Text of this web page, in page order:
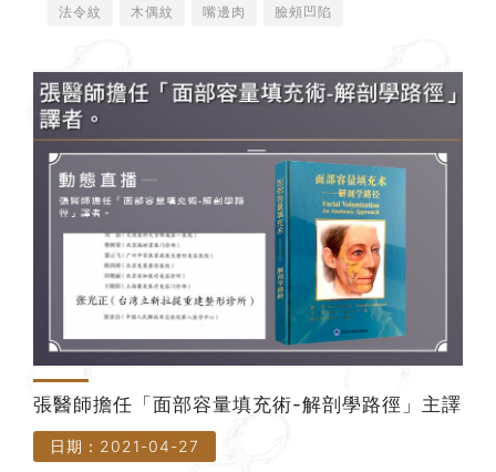
法令紋 木偶紋 嘴邊肉 臉頰凹陷
張醫師擔任「面部容量填充術-解剖學路徑」主譯
日期：2021-04-27